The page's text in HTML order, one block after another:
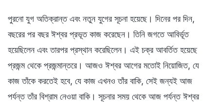
পুরনো যুগ অতিক্রান্ত এবং নতুন যুগের সূচনা হয়েছে। দিনের পর দিন,
বছরের পর বছর ঈশ্বর প্রভূত কাজ করেছেন। তিনি জগতে আবির্ভূত
হয়েছিলেন এবং তারপর প্রস্থান করেছিলেন। এই চক্র আবর্তিত হয়েছে
প্রজন্ম থেকে প্রজন্মান্তরে। আজও ঈশ্বর আগের মতোই নিয়োজিত, যে
কাজ তাঁকে করতেই হবে, যে কাজ এখনও তাঁর বাকি, সেই জন্যই আজ
পর্যন্ত তাঁর বিশ্রাম নেওয়া বাকি। সূচনার সময় থেকে আজ পর্যন্ত ঈশ্বর